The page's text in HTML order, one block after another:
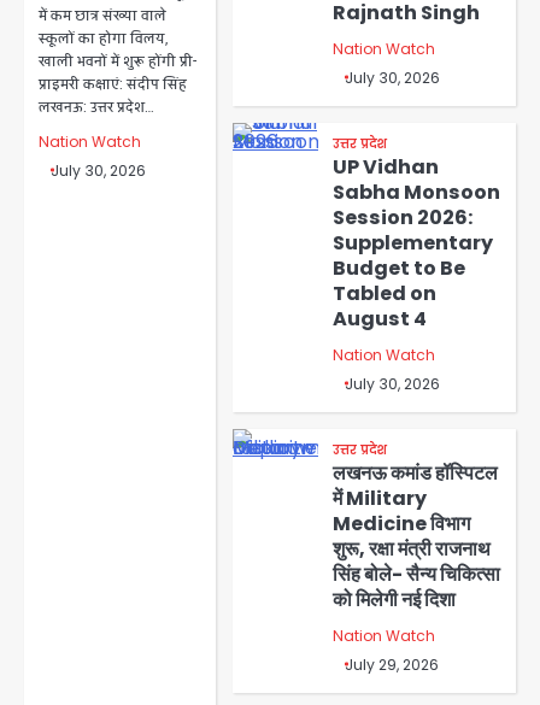
में कम छात्र संख्या वाले
स्कूलों का होगा विलय,
खाली भवनों में शुरू होंगी प्री-
प्राइमरी कक्षाएं: संदीप सिंह
लखनऊ: उत्तर प्रदेश…
Nation Watch
July 30, 2026
Rajnath Singh
Nation Watch
July 30, 2026
उत्तर प्रदेश
UP Vidhan
Sabha Monsoon
Session 2026:
Supplementary
Budget to Be
Tabled on
August 4
Nation Watch
July 30, 2026
उत्तर प्रदेश
लखनऊ कमांड हॉस्पिटल
में Military
Medicine विभाग
शुरू, रक्षा मंत्री राजनाथ
सिंह बोले- सैन्य चिकित्सा
को मिलेगी नई दिशा
Nation Watch
July 29, 2026